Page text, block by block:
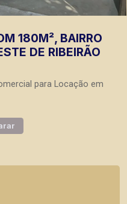
180M², BAIRRO
DE RIBEIRÃO
para Locação em